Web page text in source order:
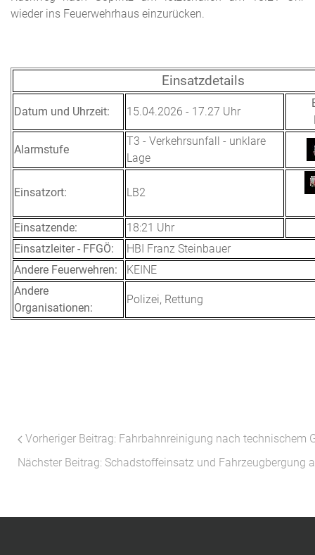
wieder ins Feuerwehrhaus einzurücken.
Einsatzdetails
Datum und Uhrzeit: 15.04.2026 - 17.27 Uhr
Alarmstufe
T3 - Verkehrsunfall - unklare
Lage
Einsatzort: LB2
Einsatzende:
18:21 Uhr
Einsatzleiter - FFGÖ:
HBI Franz Steinbauer
Andere Feuerwehren:
KEINE
Andere
Organisationen:
Polizei, Rettung
Vorheriger Beitrag: Fahrbahnreinigung nach technischem
Nächster Beitrag: Schadstoffeinsatz und Fahrzeugbergung